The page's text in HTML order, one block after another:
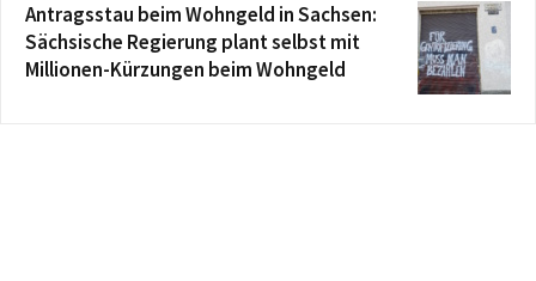
Antragsstau beim Wohngeld in Sachsen:
Sächsische Regierung plant selbst mit
Millionen-Kürzungen beim Wohngeld